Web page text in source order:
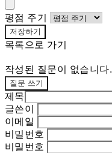
평점 주기
저장하기
목록으로 가기
작성된 질문이 없습니다.
질문 쓰기
제목
글쓴이
이메일
비밀번호
비밀번호